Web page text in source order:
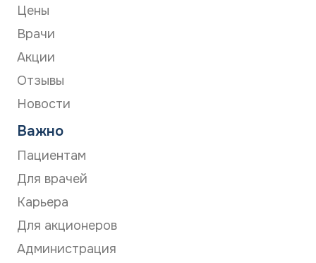
можно и нужно купировать быстро.
Хроническая боль требует длительной
стратегии. Главная профилактика — не терпеть.
Не затягивайте визит к врачу, если боль не
Цены
Врачи
Акции
Отзывы
Новости
Важно
Пациентам
Для врачей
Карьера
Для акционеров
Администрация